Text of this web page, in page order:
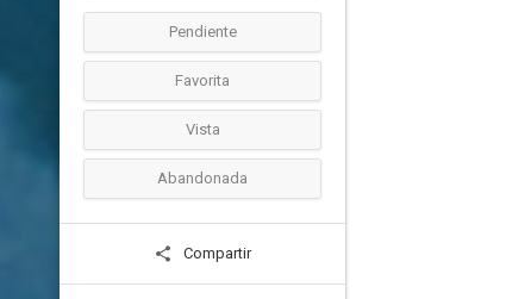
Pendiente
Favorita
Vista
Abandonada
Compartir